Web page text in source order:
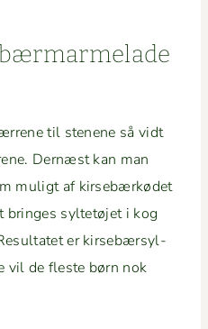
til stenene så vidt
Dernæst kan man
muligt af kirse­bærkødet
bringes syl­tetø­jet i kog
er kirse­bær­syl­
vil de fleste børn nok